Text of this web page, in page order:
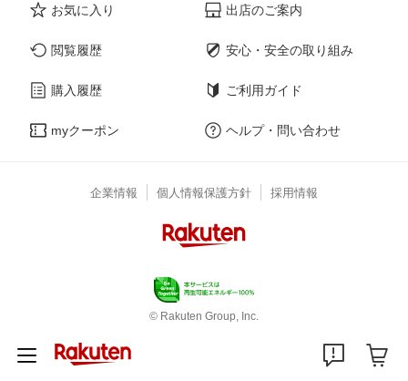
お気に入り
閲覧履歴
購入履歴
myクーポン
出店のご案内
安心・安全の取り組み
ご利用ガイド
ヘルプ・問い合わせ
企業情報 個人情報保護方針 採用情報
© Rakuten Group, Inc.